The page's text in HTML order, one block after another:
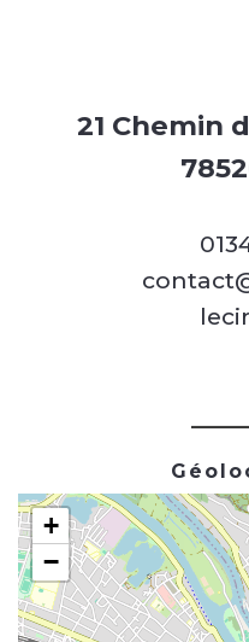
21 Chemin
+
−